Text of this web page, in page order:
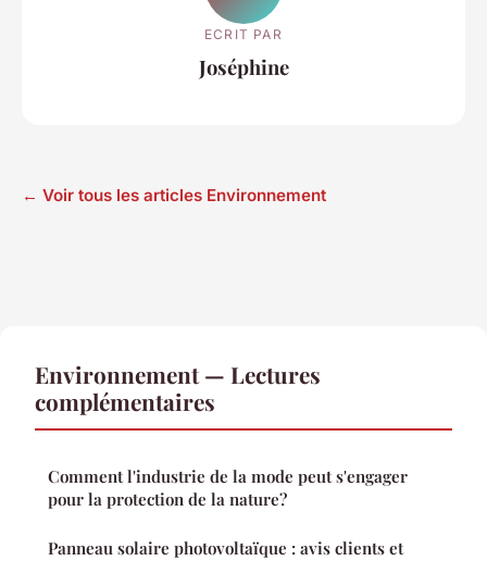
ECRIT PAR
Joséphine
← Voir tous les articles Environnement
Environnement — Lectures
complémentaires
Comment l'industrie de la mode peut s'engager
pour la protection de la nature?
Panneau solaire photovoltaïque : avis clients et